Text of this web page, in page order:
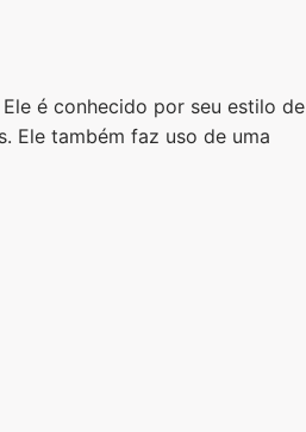
é conhecido por seu estilo de
Ele também faz uso de uma